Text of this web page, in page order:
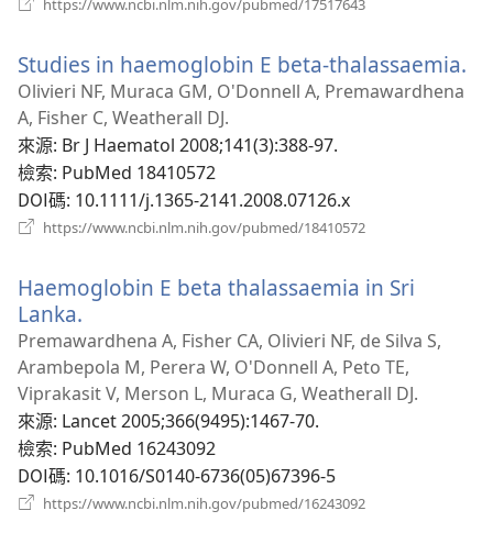
https://www.ncbi.nlm.nih.gov/pubmed/17517643
視
窗）
Studies in haemoglobin E beta-thalassaemia.
Olivieri NF, Muraca GM, O'Donnell A, Premawardhena
A, Fisher C, Weatherall DJ.
來源‎: Br J Haematol 2008;141(3):388-97.
檢索‎: PubMed 18410572
DOI碼‎: 10.1111/j.1365-2141.2008.07126.x
https://www.ncbi.nlm.nih.gov/pubmed/18410572
視
Haemoglobin E beta thalassaemia in Sri
Lanka.
啟
新
視
窗）
Premawardhena A, Fisher CA, Olivieri NF, de Silva S,
Arambepola M, Perera W, O'Donnell A, Peto TE,
Viprakasit V, Merson L, Muraca G, Weatherall DJ.
來源‎: Lancet 2005;366(9495):1467-70.
檢索‎: PubMed 16243092
DOI碼‎: 10.1016/S0140-6736(05)67396-5
https://www.ncbi.nlm.nih.gov/pubmed/16243092